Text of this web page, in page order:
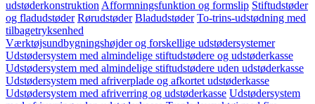
udstøderkonstruktion Afformningsfunktion og formslip Stiftudstøder
og fladudstøder Rørudstøder Bladudstøder To-trins-udstødning med
tilbagetryksenhed
Værktøjsundbygningshøjder og forskellige udstødersystemer
Udstødersystem med almindelige stiftudstødere og udstøderkasse
Udstødersystem med almindelige stiftudstødere uden udstøderkasse
Udstødersystem med afriverplade og afkortet udstøderkasse
Udstødersystem med afriverring og udstøderkasse Udstødersystem